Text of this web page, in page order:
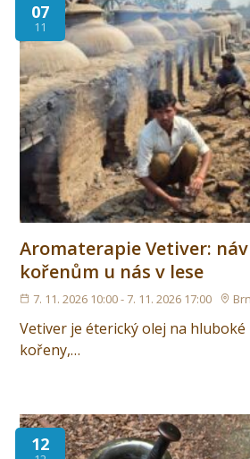
07
11
Aromaterapie Vetiver:
kořenům u nás v lese
7. 11. 2026 10:00 - 7. 11. 2026 17:00
Vetiver je éterický olej na
kořeny,…
12